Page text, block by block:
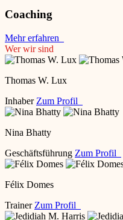
Coaching
Mehr erfahren
Wer wir sind
Thomas W. Lux
Inhaber Zum Profil
Nina Bhatty
Geschäftsführung Zum Profil
Félix Domes
Trainer Zum Profil